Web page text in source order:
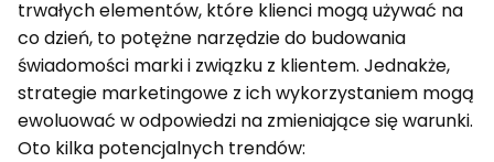
trwałych elementów, które klienci mogą używać na
co dzień, to potężne narzędzie do budowania
świadomości marki i związku z klientem. Jednakże,
strategie marketingowe z ich wykorzystaniem mogą
ewoluować w odpowiedzi na zmieniające się warunki.
Oto kilka potencjalnych trendów: